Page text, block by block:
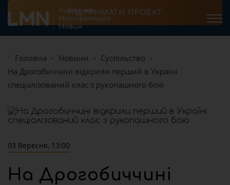
ПІДТРИМАТИ ПРОЕКТ
Головна Новини
Суспільство
На Дрогобиччині відкрили перший в Україні
спеціалізований клас з рукопашного бою
03 Вересня, 13:00
На Дрогобиччині